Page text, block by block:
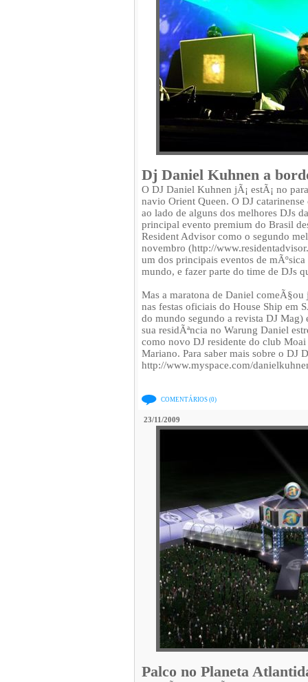
Dj Daniel Kuhnen a
O DJ Daniel Kuhnen jÃ¡ estÃ¡ no
navio Orient Queen. O DJ
ao lado de alguns dos melhores DJs
principal evento premium do Brasil
Resident Advisor como o segundo
novembro (http://
um dos principais eventos de
mundo, e fazer parte do time de DJs
Mas a maratona de Daniel
nas festas oficiais do House Ship em
do mundo segundo a revista DJ
sua residÃªncia no Warung Daniel
como novo DJ residente do club
Mariano. Para saber mais sobre o DJ
http://www.myspace.com/
COMENTÁRIOS (0)
23/11/2009
Palco no Planeta